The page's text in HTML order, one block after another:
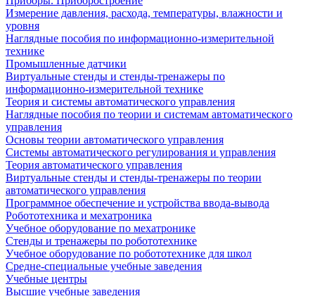
Измерение давления, расхода, температуры, влажности и
уровня
Наглядные пособия по информационно-измерительной
технике
Промышленные датчики
Виртуальные стенды и стенды-тренажеры по
информационно-измерительной технике
Теория и системы автоматического управления
Наглядные пособия по теории и системам автоматического
управления
Основы теории автоматического управления
Системы автоматического регулирования и управления
Теория автоматического управления
Виртуальные стенды и стенды-тренажеры по теории
автоматического управления
Программное обеспечение и устройства ввода-вывода
Робототехника и мехатроника
Учебное оборудование по мехатронике
Стенды и тренажеры по робототехнике
Учебное оборудование по робототехнике для школ
Средне-специальные учебные заведения
Учебные центры
Высшие учебные заведения